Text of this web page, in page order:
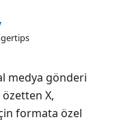
medya gönderi
X,
formata özel